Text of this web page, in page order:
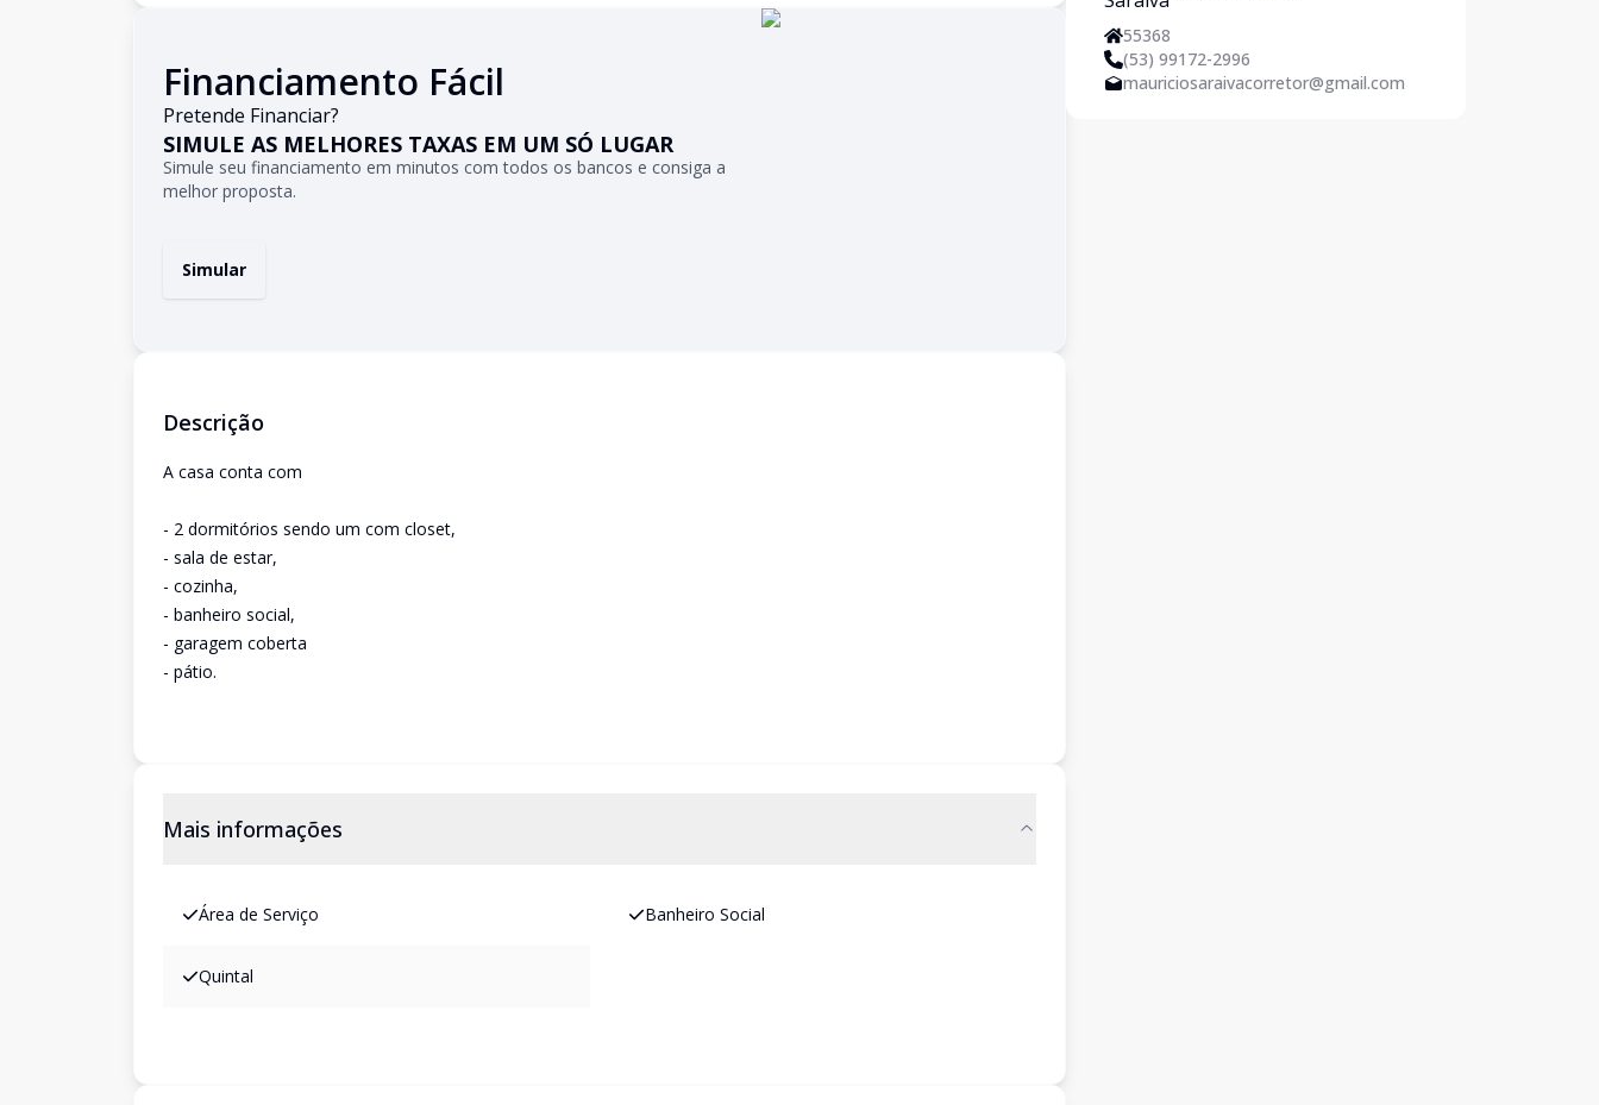
Financiamento Fácil
Pretende Financiar?
SIMULE AS MELHORES TAXAS EM UM SÓ LUGAR
Simule seu financiamento em minutos com todos os bancos e consiga a
melhor proposta.
Simular
Descrição
A casa conta com
- 2 dormitórios sendo um com closet,
- sala de estar,
- cozinha,
- banheiro social,
- garagem coberta
- pátio.
Mais informações
Área de Serviço Banheiro Social
Quintal
55368
(53) 99172-2996
mauriciosaraivacorretor@gmail.com